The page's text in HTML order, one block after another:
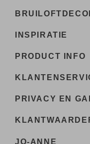
INSPIRATIE
PRODUCT INFO
PRIVACY EN
JO-ANNE